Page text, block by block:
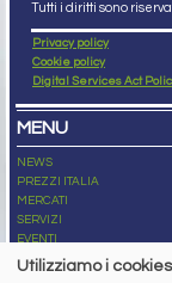
Tutti i diritti sono
Privacy policy
Cookie policy
Digital Services Act
MENU
NEWS
PREZZI ITALIA
MERCATI
SERVIZI
EVENTI
ABBONAMENTI
Utilizziamo i